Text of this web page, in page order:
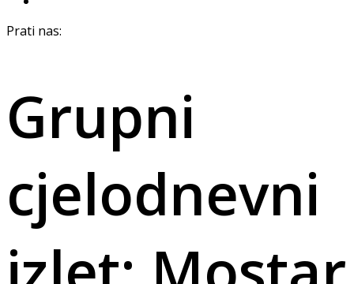
Prati nas:
Grupni
cjelodnevni